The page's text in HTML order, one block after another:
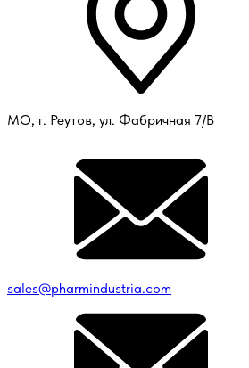
МО, г. Реутов, ул. Фабричная 7/В
sales@pharmindustria.com